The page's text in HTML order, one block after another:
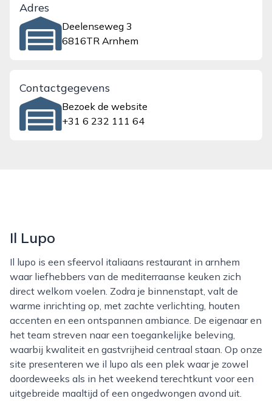
Adres
Deelenseweg 3
6816TR Arnhem
Contactgegevens
Bezoek de website
+31 6 232 111 64
Il Lupo
Il lupo is een sfeervol italiaans restaurant in arnhem
waar liefhebbers van de mediterraanse keuken zich
direct welkom voelen. Zodra je binnenstapt, valt de
warme inrichting op, met zachte verlichting, houten
accenten en een ontspannen ambiance. De eigenaar en
het team streven naar een toegankelijke beleving,
waarbij kwaliteit en gastvrijheid centraal staan. Op onze
site presenteren we il lupo als een plek waar je zowel
doordeweeks als in het weekend terechtkunt voor een
uitgebreide maaltijd of een ongedwongen avond uit.